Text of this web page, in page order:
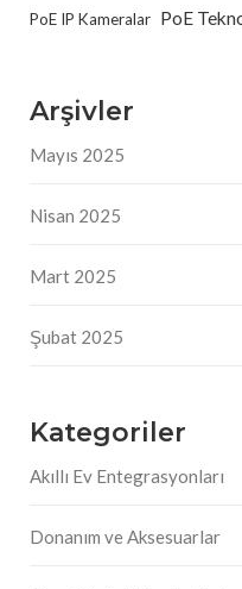
PoE IP Kameralar PoE
Arşivler
Mayıs 2025
Nisan 2025
Mart 2025
Şubat 2025
Kategoriler
Akıllı Ev Entegrasyonları
Donanım ve Aksesuarlar